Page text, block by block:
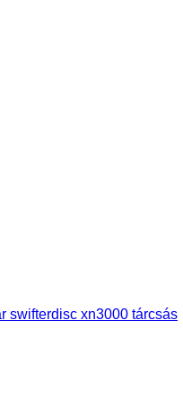
swifterdisc xn3000 tárcsás